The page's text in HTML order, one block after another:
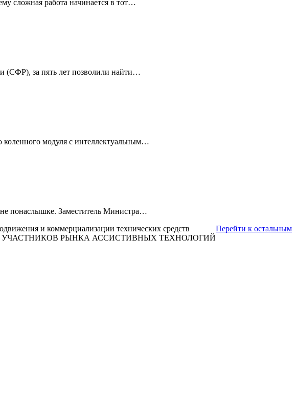
сложная работа начинается в тот…
(СФР), за пять лет позволили найти…
коленного модуля с интеллектуальным…
понаслышке. Заместитель Министра…
Перейти к остальным
и коммерциализации технических средств
УЧАСТНИКОВ РЫНКА АССИСТИВНЫХ ТЕХНОЛОГИЙ